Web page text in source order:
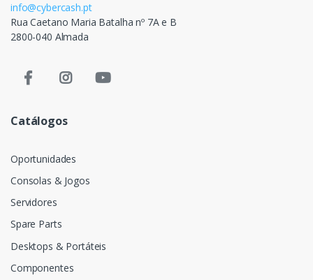
info@cybercash.pt
Rua Caetano Maria Batalha nº 7A e B
2800-040 Almada
Catálogos
Oportunidades
Consolas & Jogos
Servidores
Spare Parts
Desktops & Portáteis
Componentes